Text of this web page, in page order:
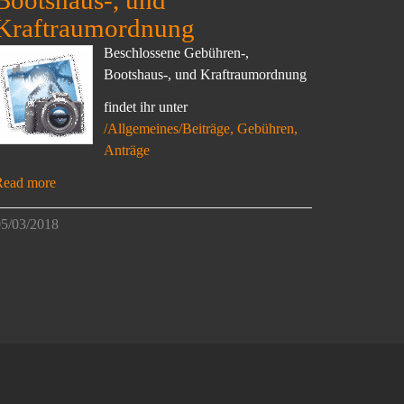
Beschlossene Gebühren-,
Bootshaus-, und Kraftraumordnung
findet ihr unter
/Allgemeines/Beiträge, Gebühren,
Anträge
more
03/2018